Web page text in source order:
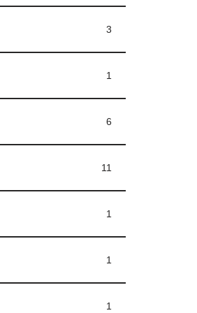
3
1
6
11
1
1
1